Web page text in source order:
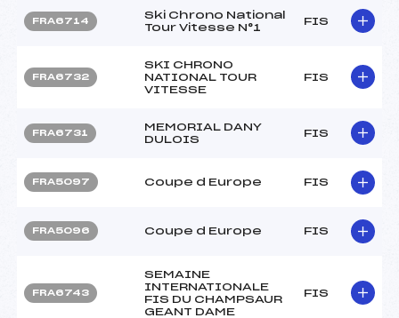
FRA6714
Ski Chrono National
Tour Vitesse N°1
FIS
FRA6732
SKI CHRONO
NATIONAL TOUR
VITESSE
FIS
FRA6731
MEMORIAL DANY
DULOIS
FIS
FRA5097 Coupe d Europe FIS
FRA5096 Coupe d Europe FIS
FRA6743
SEMAINE
INTERNATIONALE
FIS DU CHAMPSAUR
GEANT DAME
FIS